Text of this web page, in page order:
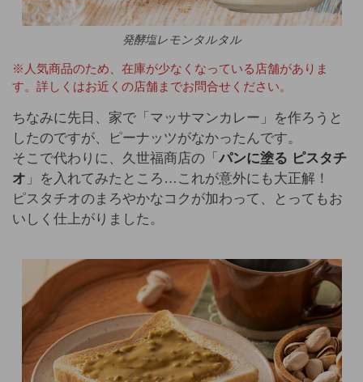
発酵塩レモンタルタル
※人気商品のため、在庫が少なくなっている店舗がありま
す。詳しくはお近くの店舗までお問合せください。
ちなみに先日、家で「マッサマンカレー」を作ろうと
したのですが、ピーナッツがなかったんです。
そこで代わりに、久世福商店の「 パンに塗る ピスタチ
オ 」を入れてみたところ…これが意外にも大正解！
ピスタチオのまろやかなコクが加わって、とってもお
いしく仕上がりました。